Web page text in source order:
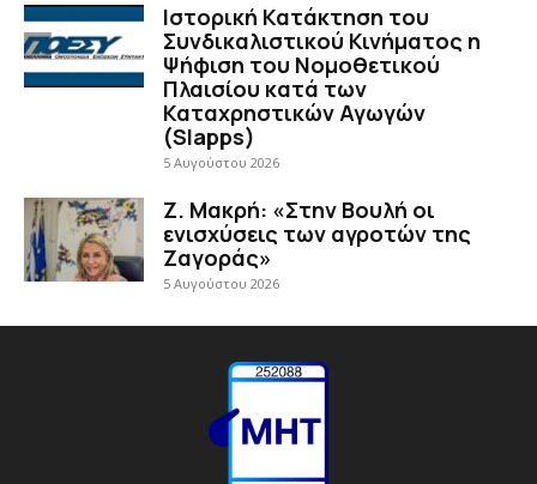
Ιστορική Κατάκτηση του
Συνδικαλιστικού Κινήματος η
Ψήφιση του Νομοθετικού
Πλαισίου κατά των
Καταχρηστικών Αγωγών
(Slapps)
5 Αυγούστου 2026
Ζ. Μακρή: «Στην Βουλή οι
ενισχύσεις των αγροτών της
Ζαγοράς»
5 Αυγούστου 2026